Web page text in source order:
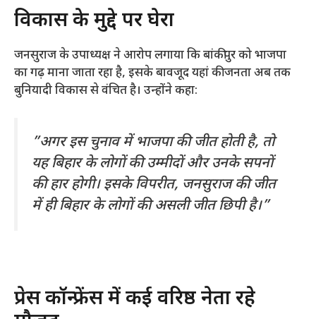
​विकास के मुद्दे पर घेरा
​जनसुराज के उपाध्यक्ष ने आरोप लगाया कि बांकीपुर को भाजपा
का गढ़ माना जाता रहा है, इसके बावजूद यहां की जनता अब तक
बुनियादी विकास से वंचित है। उन्होंने कहा:
​”अगर इस चुनाव में भाजपा की जीत होती है, तो
यह बिहार के लोगों की उम्मीदों और उनके सपनों
की हार होगी। इसके विपरीत, जनसुराज की जीत
में ही बिहार के लोगों की असली जीत छिपी है।”
​प्रेस कॉन्फ्रेंस में कई वरिष्ठ नेता रहे